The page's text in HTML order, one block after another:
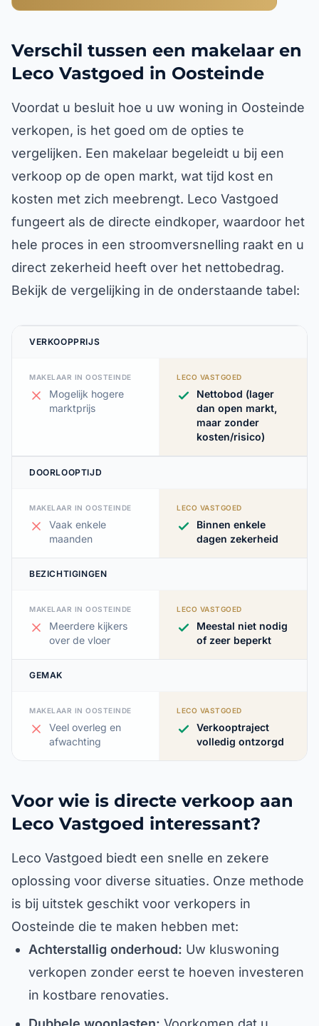
Verschil tussen een makelaar en
Leco Vastgoed in Oosteinde
Voordat u besluit hoe u uw woning in Oosteinde
verkopen, is het goed om de opties te
vergelijken. Een makelaar begeleidt u bij een
verkoop op de open markt, wat tijd kost en
kosten met zich meebrengt. Leco Vastgoed
fungeert als de directe eindkoper, waardoor het
hele proces in een stroomversnelling raakt en u
direct zekerheid heeft over het nettobedrag.
Bekijk de vergelijking in de onderstaande tabel:
VERKOOPPRIJS
MAKELAAR IN OOSTEINDE
Mogelijk hogere
marktprijs
LECO VASTGOED
Nettobod (lager
dan open markt,
maar zonder
kosten/risico)
DOORLOOPTIJD
MAKELAAR IN OOSTEINDE
Vaak enkele
maanden
LECO VASTGOED
Binnen enkele
dagen zekerheid
BEZICHTIGINGEN
MAKELAAR IN OOSTEINDE
Meerdere kijkers
over de vloer
LECO VASTGOED
Meestal niet nodig
of zeer beperkt
GEMAK
MAKELAAR IN OOSTEINDE
Veel overleg en
afwachting
LECO VASTGOED
Verkooptraject
volledig ontzorgd
Voor wie is directe verkoop aan
Leco Vastgoed interessant?
Leco Vastgoed biedt een snelle en zekere
oplossing voor diverse situaties. Onze methode
is bij uitstek geschikt voor verkopers in
Oosteinde die te maken hebben met:
Achterstallig onderhoud: Uw kluswoning
verkopen zonder eerst te hoeven investeren
in kostbare renovaties.